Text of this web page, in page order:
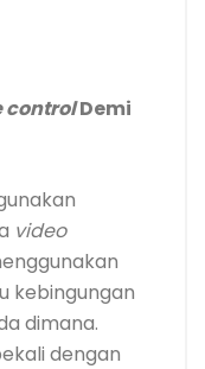
controlDemi
video
kebingungan
dimana.
dengan